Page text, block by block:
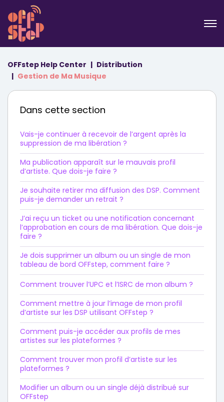
OFFstep Help Center
Distribution
Gestion de Ma Musique
Dans cette section
Vais-je continuer à recevoir de l’argent après la
suppression de ma libération ?
Ma publication apparaît sur le mauvais profil
d’artiste. Que dois-je faire ?
Je souhaite retirer ma diffusion des DSP. Comment
puis-je demander un retrait ?
J’ai reçu un ticket ou une notification concernant
l’approbation en cours de ma libération. Que dois-je
faire ?
Je dois supprimer un album ou un single de mon
tableau de bord OFFstep, comment faire ?
Comment trouver l’UPC et l’ISRC de mon album ?
Comment mettre à jour l’image de mon profil
d’artiste sur les DSP utilisant OFFstep ?
Comment puis-je accéder aux profils de mes
artistes sur les plateformes ?
Comment trouver mon profil d’artiste sur les
plateformes ?
Modifier un album ou un single déjà distribué sur
OFFstep